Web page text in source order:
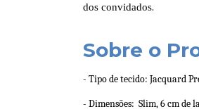
dos convidados.
Sobre o
- Tipo de tecido: Jacquard
- Dimensões: Slim, 6 cm de